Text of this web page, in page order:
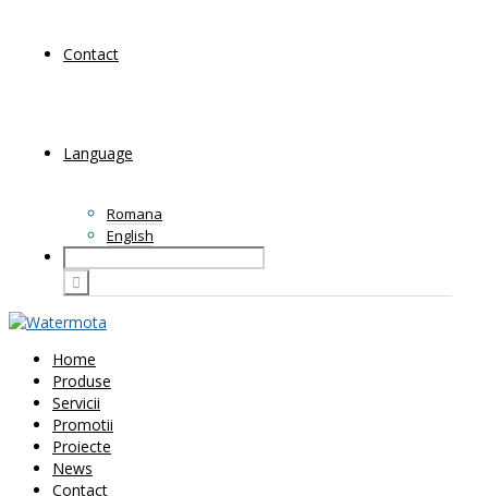
Contact
Language
Romana
English
Home
Produse
Servicii
Promotii
Proiecte
News
Contact